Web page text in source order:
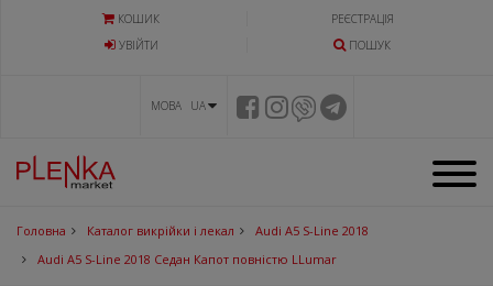
КОШИК
РЕЄСТРАЦІЯ
УВIЙТИ
ПОШУК
МОВА UA
Головна Каталог викрійки і лекал
Audi A5 S-Line 2018
Audi A5 S-Line 2018 Седан Капот повністю LLumar